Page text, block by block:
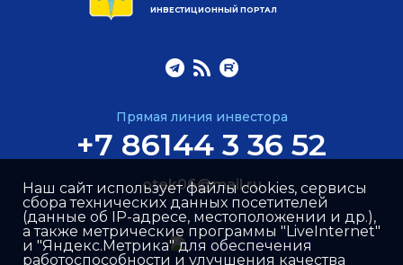
ИНВЕСТИЦИОННЫЙ ПОРТАЛ
Прямая линия инвестора
+7 86144 3 36 52
otek06@mail.ru
Наш сайт использует файлы cookies, сервисы
сбора технических данных посетителей
(данные об IP-адресе, местоположении и др.),
а также метрические программы "LiveInternet"
и "Яндекс.Метрика" для обеспечения
работоспособности и улучшения качества